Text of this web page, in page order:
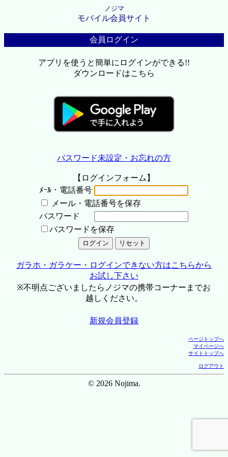
ノジマ
モバイル会員サイト
会員ログイン
アプリを使うと簡単にログインができる!!
ダウンロードはこちら
パスワード未設定・お忘れの方
【ログインフォーム】
ﾒｰﾙ・電話番号
メール・電話番号を保存
パスワード
パスワードを保存
ガラホ・ガラケー・ログインできない方はこちらから
お試し下さい
※不明点ございましたらノジマの携帯コーナーまでお
越しください。
新規会員登録
ページトップへ
マイページへ
サイトトップへ
ログアウト
© 2026 Nojima.